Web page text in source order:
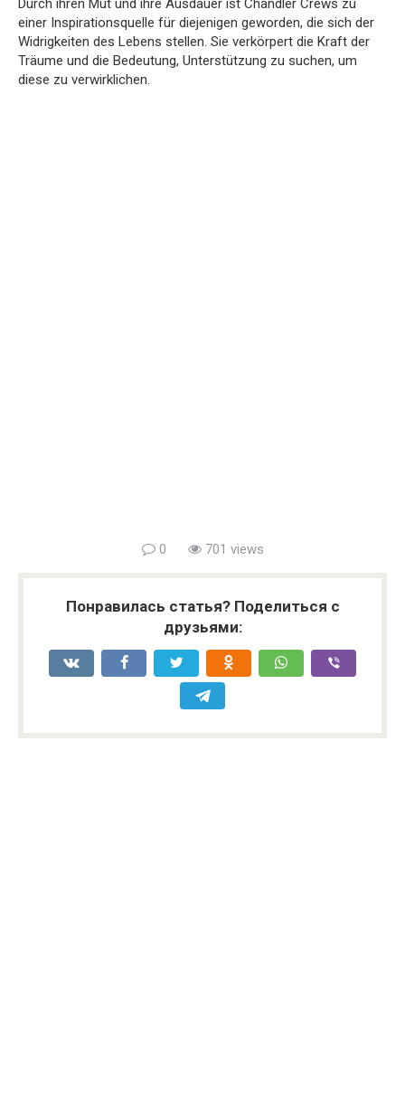
Durch ihren Mut und ihre Ausdauer ist Chandler Crews zu
einer Inspirationsquelle für diejenigen geworden, die sich der
Widrigkeiten des Lebens stellen. Sie verkörpert die Kraft der
Träume und die Bedeutung, Unterstützung zu suchen, um
diese zu verwirklichen.
0 701 views
Понравилась статья? Поделиться с
друзьями: